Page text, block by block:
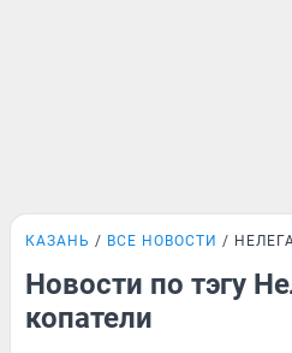
КАЗАНЬ ВСЕ НОВОСТИ
Новости по тэгу
копатели